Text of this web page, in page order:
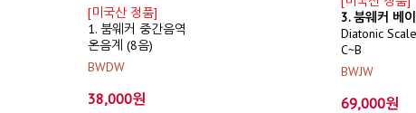
[미국산 정품]
1. 붐웨커 중간음역
온음계 (8음)
BWDW
38,000원
3. 붐웨커 베
Diatonic
C~B
BWJW
69,000원